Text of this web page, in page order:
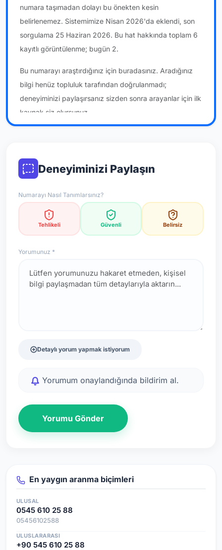
numara taşımadan dolayı bu önekten kesin
belirlenemez. Sistemimize Nisan 2026'da eklendi, son
sorgulama 25 Haziran 2026. Bu hat hakkında toplam 6
kayıtlı görüntülenme; bugün 2.
Bu numarayı araştırdığınız için buradasınız. Aradığınız
bilgi henüz topluluk tarafından doğrulanmadı;
deneyiminizi paylaşırsanız sizden sonra arayanlar için ilk
kaynak siz olursunuz.
Deneyiminizi Paylaşın
Numarayı Nasıl Tanımlarsınız?
Tehlikeli Güvenli Belirsiz
Yorumunuz *
Detaylı yorum yapmak istiyorum
Yorumum onaylandığında bildirim al.
Yorumu Gönder
En yaygın aranma biçimleri
ULUSAL
0545 610 25 88
05456102588
ULUSLARARASI
+90 545 610 25 88